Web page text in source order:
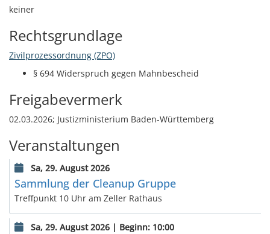
keiner
Rechtsgrundlage
Zivilprozessordnung (ZPO)
§ 694 Widerspruch gegen Mahnbescheid
Freigabevermerk
02.03.2026; Justizministerium Baden-Württemberg
Veranstaltungen
Sa, 29. August 2026
Sammlung der Cleanup Gruppe
Treffpunkt 10 Uhr am Zeller Rathaus
Sa, 29. August 2026 | Beginn: 10:00